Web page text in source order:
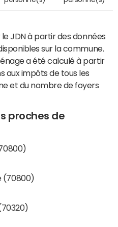
JDN à partir des données
sur la commune.
a été calculé à partir
aux impôts de tous les
et du nombre de foyers
proches de
(70800)